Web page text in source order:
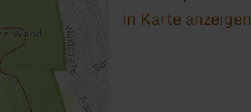
in Karte anzeigen